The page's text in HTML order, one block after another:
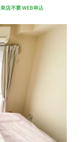
来店不要 WEB申込